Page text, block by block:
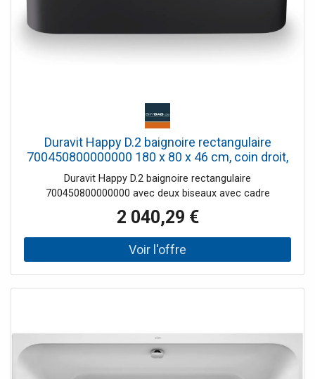
Duravit Happy D.2 baignoire rectangulaire
700450800000000 180 x 80 x 46 cm, coin droit,
Graphit acrylique match2 Graphit mat, blanc
Duravit Happy D.2 baignoire rectangulaire
700450800000000 avec deux biseaux avec cadre
2 040,29 €